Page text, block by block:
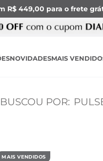
R$ 449,00 para o frete
NOVIDADESMAIS
MAIS VENDIDOS